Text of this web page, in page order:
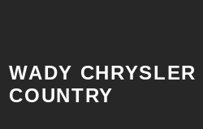
WADY
COUNTRY